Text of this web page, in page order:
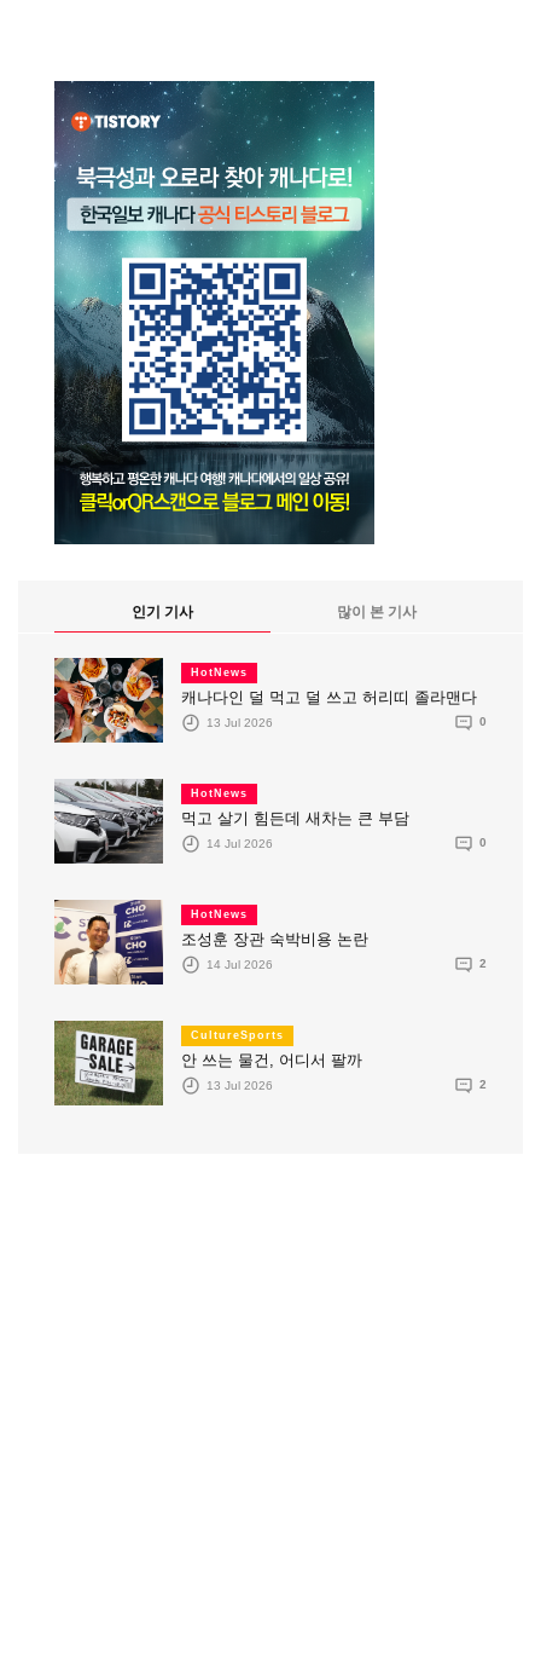
인기 기사 많이 본 기사
HotNews
캐나다인 덜 먹고 덜 쓰고 허리띠 졸라맨다
13 Jul 2026 0
HotNews
먹고 살기 힘든데 새차는 큰 부담
14 Jul 2026 0
HotNews
조성훈 장관 숙박비용 논란
14 Jul 2026 2
CultureSports
안 쓰는 물건, 어디서 팔까
13 Jul 2026 2